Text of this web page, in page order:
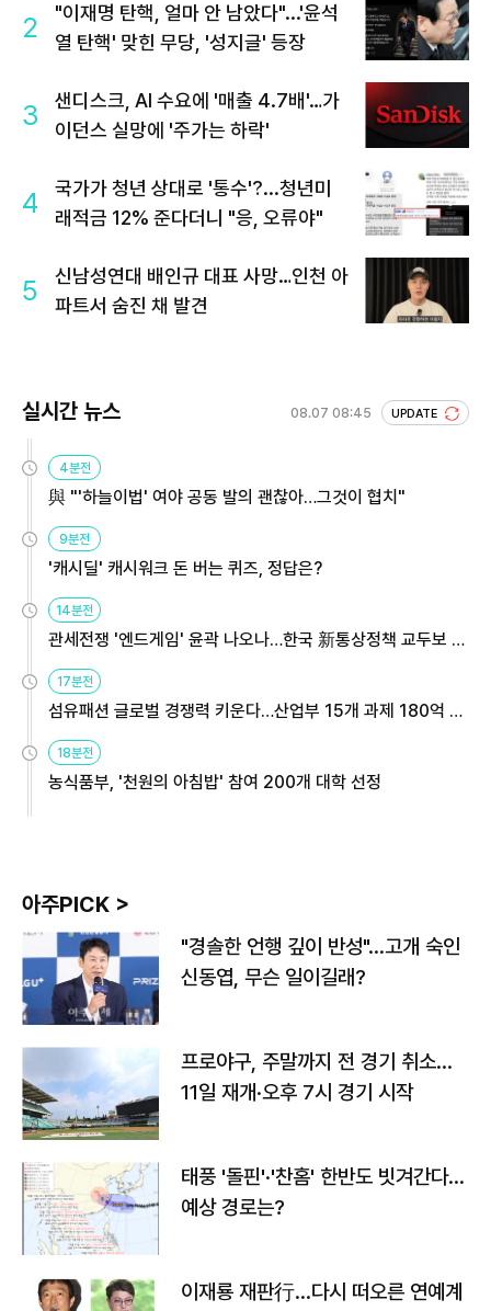
2
"이재명 탄핵, 얼마 안 남았다"...'윤석
열 탄핵' 맞힌 무당, '성지글' 등장
3
샌디스크, AI 수요에 '매출 4.7배'…가
이던스 실망에 '주가는 하락'
4
국가가 청년 상대로 '통수'?...청년미
래적금 12% 준다더니 "응, 오류야"
5
신남성연대 배인규 대표 사망…인천 아
파트서 숨진 채 발견
실시간 뉴스 08.07 08:45 UPDATE
4분전
與 "'하늘이법' 여야 공동 발의 괜찮아…그것이 협치"
9분전
'캐시딜' 캐시워크 돈 버는 퀴즈, 정답은?
14분전
관세전쟁 '엔드게임' 윤곽 나오나…한국 新통상정책 교두보 활
용해야
17분전
섬유패션 글로벌 경쟁력 키운다…산업부 15개 과제 180억 지
원
18분전
농식품부, '천원의 아침밥' 참여 200개 대학 선정
아주PICK >
"경솔한 언행 깊이 반성"…고개 숙인
신동엽, 무슨 일이길래?
프로야구, 주말까지 전 경기 취소…
11일 재개·오후 7시 경기 시작
태풍 '돌핀'·'찬홈' 한반도 빗겨간다…
예상 경로는?
이재룡 재판行…다시 떠오른 연예계